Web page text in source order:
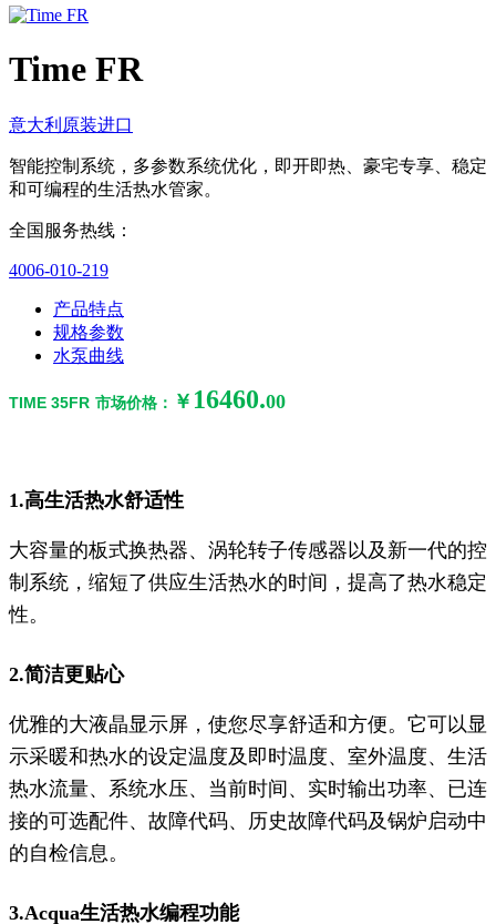
Time FR
意大利原装进口
智能控制系统，多参数系统优化，即开即热、豪宅专享、稳定
和可编程的生活热水管家。
全国服务热线：
4006-010-219
产品特点
规格参数
水泵曲线
TIME 35FR 市场价格 ： ￥ 16460.00
1.高生活热水舒适性
大容量的板式换热器、涡轮转子传感器以及新一代的控
制系统，缩短了供应生活热水的时间，提高了热水稳定
性。
2.简洁更贴心
优雅的大液晶显示屏，使您尽享舒适和方便。它可以显
示采暖和热水的设定温度及即时温度、室外温度、生活
热水流量、系统水压、当前时间、实时输出功率、已连
接的可选配件、故障代码、历史故障代码及锅炉启动中
的自检信息。
3.Acqua生活热水编程功能